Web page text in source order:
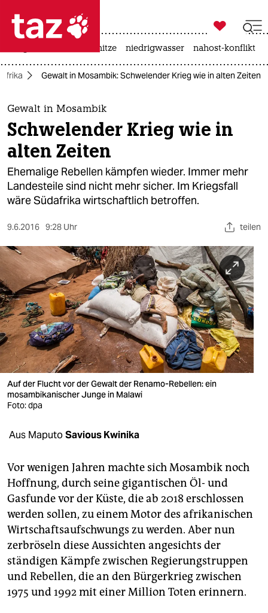
 taz zahl ich
taz zahl ich
themen
politik
öko
gesellschaft
sport
berlin
nord
wahrheit
verlag
verlag
veranstaltungen
fragen & hilfe
unterstützen
abo
genossenschaft
epaper login

taz zahl ich
hitze niedrigwasser nahost-konflikt
Afrika Gewalt in Mosambik: Schwelender Krieg wie in alten Zeiten
Gewalt in Mosambik
Schwelender Krieg wie in
alten Zeiten
Ehemalige Rebellen kämpfen wieder. Immer mehr
Landesteile sind nicht mehr sicher. Im Kriegsfall
wäre Südafrika wirtschaftlich betroffen.
9.6.2016 9:28 Uhr teilen
Auf der Flucht vor der Gewalt der Renamo-Rebellen: ein
mosambikanischer Junge in Malawi
Foto: dpa
Aus MaputoSavious Kwinika
Vor wenigen Jahren machte sich Mosambik noch
Hoffnung, durch seine gigantischen Öl- und
Gasfunde vor der Küste, die ab 2018 erschlossen
werden sollen, zu einem Motor des afrikanischen
Wirtschaftsaufschwungs zu werden. Aber nun
zerbröseln diese Aussichten angesichts der
ständigen Kämpfe zwischen Regierungstruppen
und Rebellen, die an den Bürgerkrieg zwischen
1975 und 1992 mit einer Million Toten erinnern.